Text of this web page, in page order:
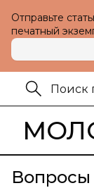
Отправьте
печатный